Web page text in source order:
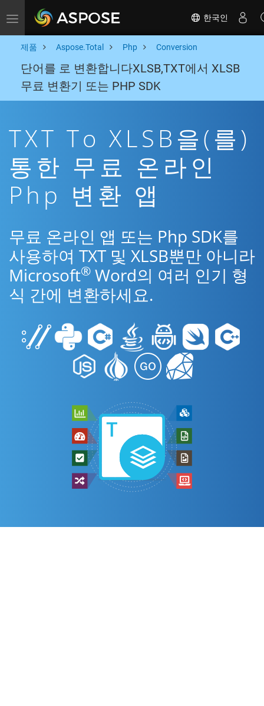
Toggle navigation 한국인
제품 Aspose.Total Php Conversion
단어를 로 변환합니다XLSB,TXT에서 XLSB
무료 변환기 또는 PHP SDK
TXT To XLSB을(를)
통한 무료 온라인
Php 변환 앱
무료 온라인 앱 또는 Php SDK를
사용하여 TXT 및 XLSB뿐만 아니라
Microsoft® Word의 여러 인기 형
식 간에 변환하세요.